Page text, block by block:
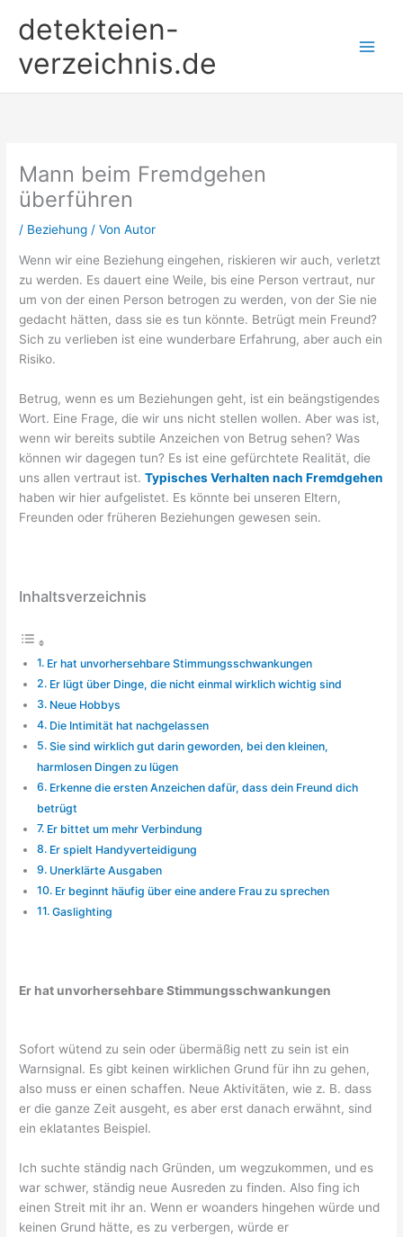
Inhaltdetekteien-
verzeichnis.de
Mann beim Fremdgehen
überführen
/ Beziehung / VonAutor
Wenn wir eine Beziehung eingehen, riskieren wir auch, verletzt
zu werden. Es dauert eine Weile, bis eine Person vertraut, nur
um von der einen Person betrogen zu werden, von der Sie nie
gedacht hätten, dass sie es tun könnte. Betrügt mein Freund?
Sich zu verlieben ist eine wunderbare Erfahrung, aber auch ein
Risiko.
Betrug, wenn es um Beziehungen geht, ist ein beängstigendes
Wort. Eine Frage, die wir uns nicht stellen wollen. Aber was ist,
wenn wir bereits subtile Anzeichen von Betrug sehen? Was
können wir dagegen tun? Es ist eine gefürchtete Realität, die
uns allen vertraut ist.Typisches Verhalten nach Fremdgehen
haben wir hier aufgelistet. Es könnte bei unseren Eltern,
Freunden oder früheren Beziehungen gewesen sein.
Inhaltsverzeichnis
Er hat unvorhersehbare Stimmungsschwankungen
Er lügt über Dinge, die nicht einmal wirklich wichtig sind
Neue Hobbys
Die Intimität hat nachgelassen
Sie sind wirklich gut darin geworden, bei den kleinen,
harmlosen Dingen zu lügen
Erkenne die ersten Anzeichen dafür, dass dein Freund dich
betrügt
Er bittet um mehr Verbindung
Er spielt Handyverteidigung
Unerklärte Ausgaben
Er beginnt häufig über eine andere Frau zu sprechen
Gaslighting
Er hat unvorhersehbare Stimmungsschwankungen
Sofort wütend zu sein oder übermäßig nett zu sein ist ein
Warnsignal. Es gibt keinen wirklichen Grund für ihn zu gehen,
also muss er einen schaffen. Neue Aktivitäten, wie z. B. dass
er die ganze Zeit ausgeht, es aber erst danach erwähnt, sind
ein eklatantes Beispiel.
Ich suchte ständig nach Gründen, um wegzukommen, und es
war schwer, ständig neue Ausreden zu finden. Also fing ich
einen Streit mit ihr an. Wenn er woanders hingehen würde und
keinen Grund hätte, es zu verbergen, würde er